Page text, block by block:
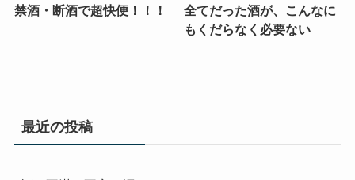
禁酒・断酒で超快便！！！
全てだった酒が、こんなに
もくだらなく必要ない
最近の投稿